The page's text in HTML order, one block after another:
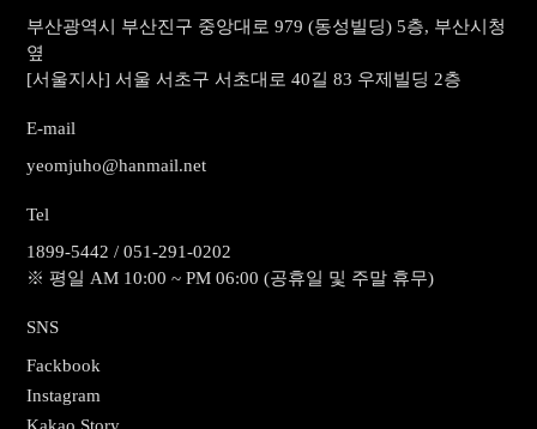
부산광역시 부산진구 중앙대로 979 (동성빌딩) 5층, 부산시청
옆
[서울지사] 서울 서초구 서초대로 40길 83 우제빌딩 2층
E-mail
yeomjuho@hanmail.net
Tel
1899-5442 / 051-291-0202
※ 평일 AM 10:00 ~ PM 06:00 (공휴일 및 주말 휴무)
SNS
Fackbook
Instagram
Kakao Story